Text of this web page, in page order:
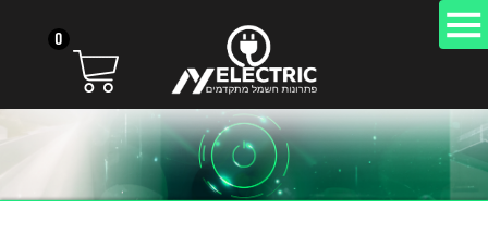
0